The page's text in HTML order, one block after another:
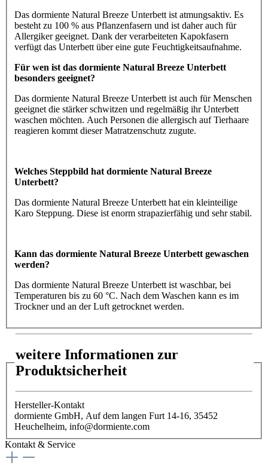
Das dormiente Natural Breeze Unterbett ist atmungsaktiv. Es
besteht zu 100 % aus Pflanzenfasern und ist daher auch für
Allergiker geeignet. Dank der verarbeiteten Kapokfasern
verfügt das Unterbett über eine gute Feuchtigkeitsaufnahme.
Für wen ist das dormiente Natural Breeze Unterbett
besonders geeignet?
Das dormiente Natural Breeze Unterbett ist auch für Menschen
geeignet die stärker schwitzen und regelmäßig ihr Unterbett
waschen möchten. Auch Personen die allergisch auf Tierhaare
reagieren kommt dieser Matratzenschutz zugute.
Welches Steppbild hat dormiente Natural Breeze
Unterbett?
Das dormiente Natural Breeze Unterbett hat ein kleinteilige
Karo Steppung. Diese ist enorm strapazierfähig und sehr stabil.
Kann das dormiente Natural Breeze Unterbett gewaschen
werden?
Das dormiente Natural Breeze Unterbett ist waschbar, bei
Temperaturen bis zu 60 °C. Nach dem Waschen kann es im
Trockner und an der Luft getrocknet werden.
weitere Informationen zur
Produktsicherheit
Hersteller-Kontakt
dormiente GmbH, Auf dem langen Furt 14-16, 35452
Heuchelheim, info@dormiente.com
Kontakt & Service